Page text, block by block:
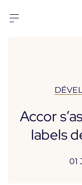
Accor
labels
01